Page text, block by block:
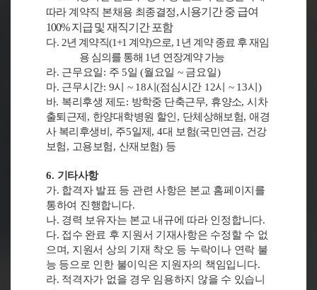
따라 계약직 본채용 최종결정,시용기간 중 급여
100%지급 및 재직기간 포함
다. 2년 계약직(1+1 계약)으로, 1 년 계약 종료 후 재임
용 심의를 통해 1년 연장계약 가능
라. 근무요일: 주 5일(월요일 ~ 금요일)
마. 근무시간: 9시 ~ 18시(점심시간 12시 ~ 13시 )
바. 복리후생 제도: 방학중 단축근무, 휴양소,시차
출퇴근제 , 한양대학병원 할인 , 단체상해보험, 애경
사 복리후생비 , 주5일제 , 4대 보험(국민연금, 건강
보험, 고용보험, 산재보험) 등
6. 기타사항
가. 합격자 발표 등 관련 사항은 본교 홈페이지를
통하여 진행합니다.
나. 경력 보유자는 본교 내규에 따라 인정합니다.
다. 접수 완료 후 지원서 기재사항은 수정할 수 없
으며, 지원서 상의 기재 착오 등 누락이나 연락 불
능 등으로 인한 불이익은 지원자의 책임입니다.
라. 적격자가 없을 경우 임용하지 않을 수 있습니